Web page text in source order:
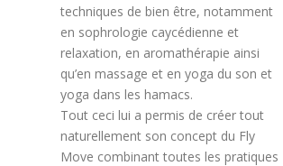
techniques de bien être, notamment
en sophrologie caycédienne et
relaxation, en aromathérapie ainsi
qu’en massage et en yoga du son et
yoga dans les hamacs.
Tout ceci lui a permis de créer tout
naturellement son concept du Fly
Move combinant toutes les pratiques